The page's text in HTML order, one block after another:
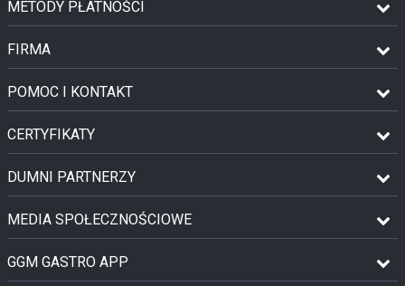
METODY PŁATNOŚCI
FIRMA
POMOC I KONTAKT
CERTYFIKATY
DUMNI PARTNERZY
MEDIA SPOŁECZNOŚCIOWE
GGM GASTRO APP